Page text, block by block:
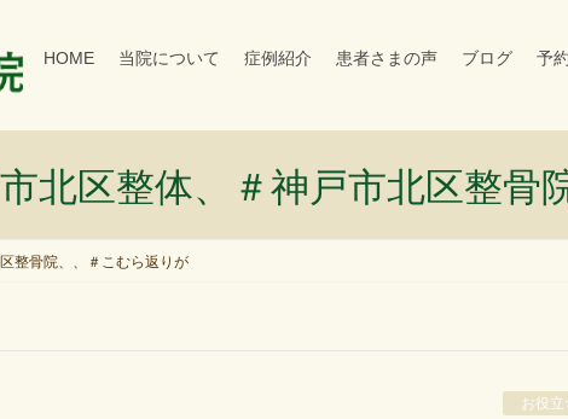
HOME 当院について 症例紹介 患者さまの声 ブログ 予
北区整体、＃神戸市北区整骨
整骨院、、＃こむら返りが
お役立